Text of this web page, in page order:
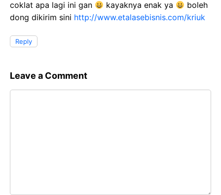
coklat apa lagi ini gan kayaknya enak ya
boleh
dong dikirim sini http://www.etalasebisnis.com/kriuk
Reply
Leave a Comment